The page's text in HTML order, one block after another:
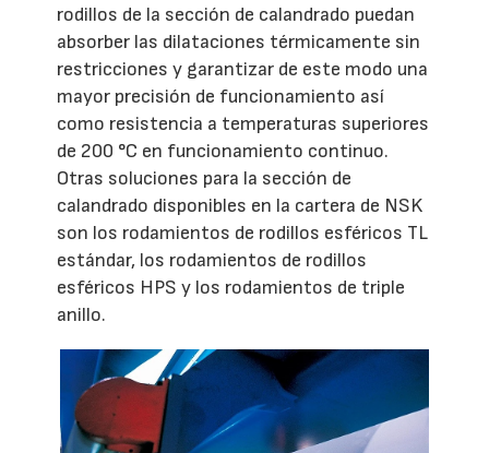
rodillos de la sección de calandrado puedan
absorber las dilataciones térmicamente sin
restricciones y garantizar de este modo una
mayor precisión de funcionamiento así
como resistencia a temperaturas superiores
de 200 °C en funcionamiento continuo.
Otras soluciones para la sección de
calandrado disponibles en la cartera de NSK
son los rodamientos de rodillos esféricos TL
estándar, los rodamientos de rodillos
esféricos HPS y los rodamientos de triple
anillo.